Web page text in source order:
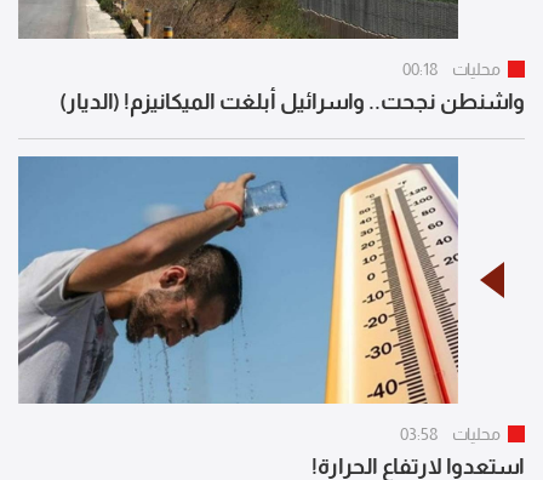
محليات 00:18
واشنطن نجحت.. واسرائيل أبلغت الميكانيزم! (الديار)
محليات 03:58
استعدوا لارتفاع الحرارة!